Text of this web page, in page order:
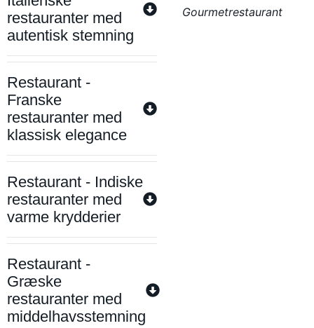
restauranter med
autentisk stemning
Restaurant -
Franske
restauranter med
klassisk elegance
Restaurant - Indiske
restauranter med
varme krydderier
Restaurant -
Græske
restauranter med
middelhavsstemning
Gourmetrestaurant